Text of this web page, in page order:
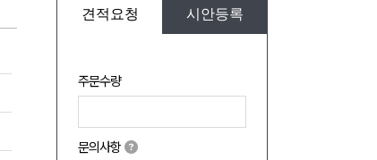
견적요청 시안등록
주문수량
문의사항